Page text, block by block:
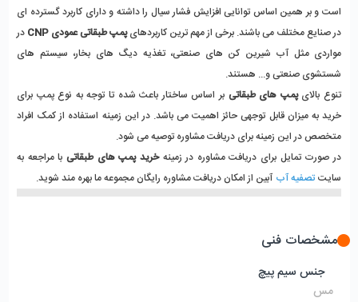
در صنایع مختلف می باشند. برخی از مهم ترین کاربردهای پمپ طبقاتی عمودی CNP
شستشوی صنعتی و... هستند.
تنوع بالای پمپ های طبقاتی
متخصص در این زمینه برای دریافت مشاوره توصیه می شود.
در صورت تمایل برای دریافت مشاوره در زمینه خرید پمپ های طبقاتی
سایت تصفیه آب آبین از امکان دریافت مشاوره رایگان مجموعه ما بهره مند شوید.
مشخصات فنی
جنس سیم پیچ
مس